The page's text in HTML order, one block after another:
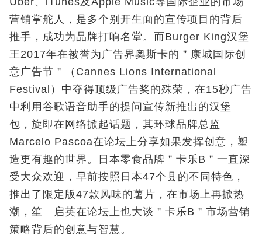
营销掌舵人，是多个别开生面的宣传项目的背后
推手，成功为品牌打响名堂。而Burger King汉堡
王2017年在被誉为广告界奥斯卡的＂康城国际创
意广告节＂（Cannes Lions International
Festival）中夺得顶级广告奖的殊荣，在15秒广告
中利用谷歌语音助手的提问宣传新推出的汉堡
包，旋即在网络掀起话题，其环球品牌总监
Marcelo Pascoa在论坛上分享如果发挥创意，塑
造更有趣的世界。日本零食品牌＂卡乐B＂一直深
受大众欢迎，早前按照日本47个县的不同特色，
推出了限定版47款风味的薯片，在市场上再掀热
潮，笙 启英在论坛上也大谈＂卡乐B＂市场营销
策略背后的创意与智慧。